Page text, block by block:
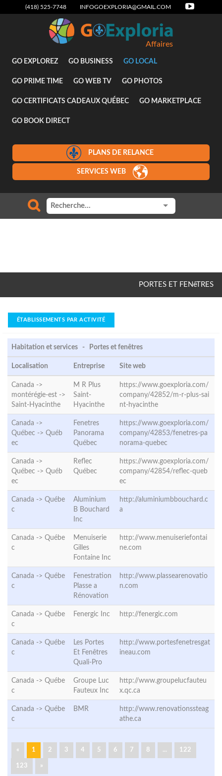
(418) 525-7748 INFOGOEXPLORIA@GMAIL.COM
Affaires
GO EXPLOREZ GO BUSINESS GO LOCAL
GO PRIME TIME GO WEB TV GO PHOTOS
GO CERTIFICATS CADEAUX QUÉBEC GO MARKETPLACE
GO BOOK DIRECT
PLANS DE RELANCE
SERVICES WEB
PORTES ET FENêTRES
ÉTABLISSEMENTS PAR ACTIVITÉ
Habitation et services - Portes et fenêtres
Localisation Entreprise Site web
Canada ->
montérégie-est ->
Saint-Hyacinthe
M R Plus
Saint-
Hyacinthe
https://www.goexploria.com/
company/42852/m-r-plus-sai
nt-hyacinthe
Canada ->
Québec -> Québ
ec
Fenetres
Panorama
Québec
https://www.goexploria.com/
company/42853/fenetres-pa
norama-quebec
Canada ->
Québec -> Québ
ec
Reflec
Québec
https://www.goexploria.com/
company/42854/reflec-queb
ec
Canada -> Québe
c
Aluminium
B Bouchard
Inc
http://aluminiumbbouchard.c
a
Canada -> Québe
c
Menuiserie
Gilles
Fontaine Inc
http://www.menuiseriefontai
ne.com
Canada -> Québe
c
Fenestration
Plasse a
Rénovation
http://www.plassearenovatio
n.com
Canada -> Québe
c
Fenergic Inc http://fenergic.com
Canada -> Québe
c
Les Portes
Et Fenêtres
Quali-Pro
http://www.portesfenetresgat
ineau.com
Canada -> Québe
c
Groupe Luc
Fauteux Inc
http://www.groupelucfauteu
x.qc.ca
Canada -> Québe
c
BMR
http://www.renovationssteag
athe.ca
« 1 2 3 4 5 6 7 8 ... 122
123 »